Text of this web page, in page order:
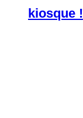
kiosque !